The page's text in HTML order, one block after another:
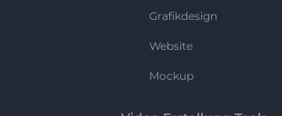
Grafikdesign
Website
Mockup